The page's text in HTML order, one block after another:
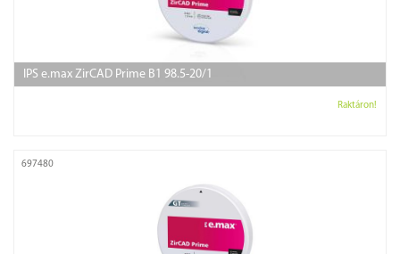
IPS e.max ZirCAD Prime B1 98.5-20/1
Raktáron!
697480